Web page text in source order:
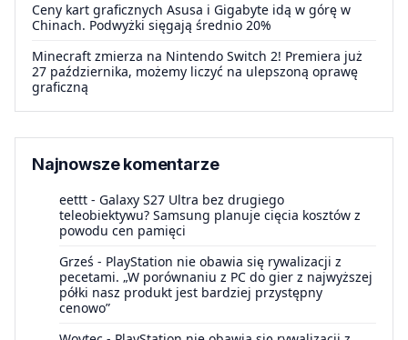
Ceny kart graficznych Asusa i Gigabyte idą w górę w
Chinach. Podwyżki sięgają średnio 20%
Minecraft zmierza na Nintendo Switch 2! Premiera już
27 października, możemy liczyć na ulepszoną oprawę
graficzną
Najnowsze komentarze
eettt - Galaxy S27 Ultra bez drugiego
teleobiektywu? Samsung planuje cięcia kosztów z
powodu cen pamięci
Grześ - PlayStation nie obawia się rywalizacji z
pecetami. „W porównaniu z PC do gier z najwyższej
półki nasz produkt jest bardziej przystępny
cenowo”